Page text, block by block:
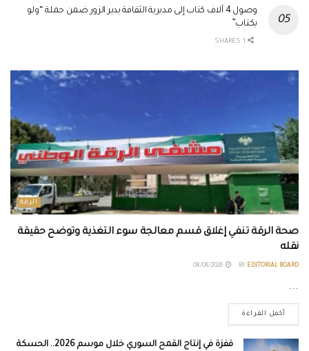
وصول 4 آلاف كتاب إلى مديرية الثقافة بدير الزور ضمن حملة “ولو
بكتاب”
الرقة
صحة الرقة تنفي إغلاق قسم معالجة سوء التغذية وتوضح حقيقة
نقله
BY EDITORIAL BOARD
...
أكمل القراءة
قفزة في إنتاج القمح السوري خلال موسم 2026.. الحسكة